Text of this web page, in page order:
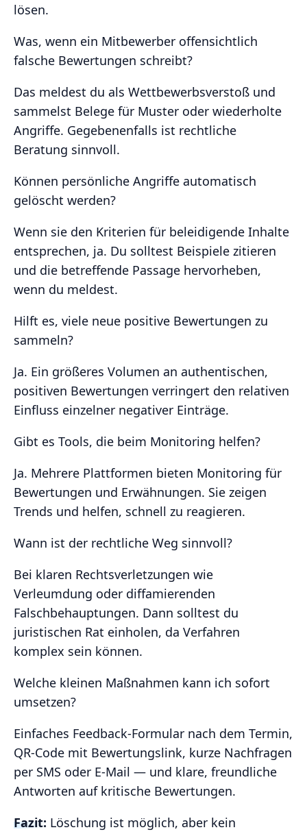
lösen.
Was, wenn ein Mitbewerber offensichtlich
falsche Bewertungen schreibt?
Das meldest du als Wettbewerbsverstoß und
sammelst Belege für Muster oder wiederholte
Angriffe. Gegebenenfalls ist rechtliche
Beratung sinnvoll.
Können persönliche Angriffe automatisch
gelöscht werden?
Wenn sie den Kriterien für beleidigende Inhalte
entsprechen, ja. Du solltest Beispiele zitieren
und die betreffende Passage hervorheben,
wenn du meldest.
Hilft es, viele neue positive Bewertungen zu
sammeln?
Ja. Ein größeres Volumen an authentischen,
positiven Bewertungen verringert den relativen
Einfluss einzelner negativer Einträge.
Gibt es Tools, die beim Monitoring helfen?
Ja. Mehrere Plattformen bieten Monitoring für
Bewertungen und Erwähnungen. Sie zeigen
Trends und helfen, schnell zu reagieren.
Wann ist der rechtliche Weg sinnvoll?
Bei klaren Rechtsverletzungen wie
Verleumdung oder diffamierenden
Falschbehauptungen. Dann solltest du
juristischen Rat einholen, da Verfahren
komplex sein können.
Welche kleinen Maßnahmen kann ich sofort
umsetzen?
Einfaches Feedback-Formular nach dem Termin,
QR-Code mit Bewertungslink, kurze Nachfragen
per SMS oder E-Mail — und klare, freundliche
Antworten auf kritische Bewertungen.
Fazit: Löschung ist möglich, aber kein